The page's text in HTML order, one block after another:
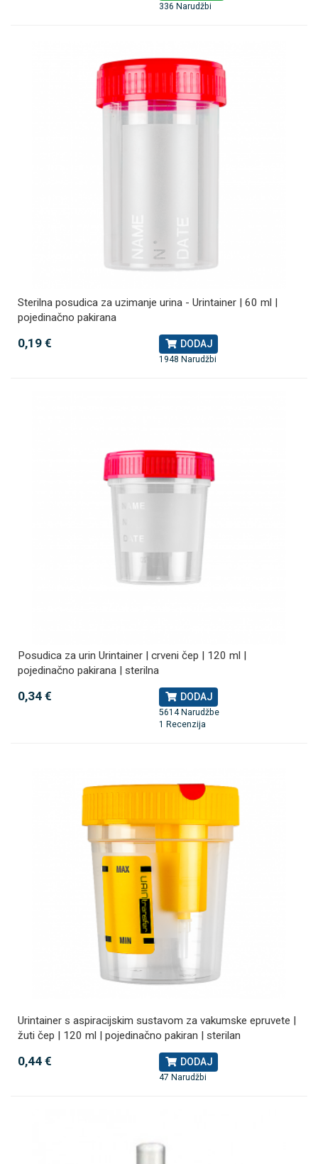
336 Narudžbi
Sterilna posudica za uzimanje urina - Urintainer | 60 ml |
pojedinačno pakirana
0,19 € DODAJ
1948 Narudžbi
Posudica za urin Urintainer | crveni čep | 120 ml |
pojedinačno pakirana | sterilna
0,34 € DODAJ
5614 Narudžbe
1 Recenzija
Urintainer s aspiracijskim sustavom za vakumske epruvete |
žuti čep | 120 ml | pojedinačno pakiran | sterilan
0,44 € DODAJ
47 Narudžbi